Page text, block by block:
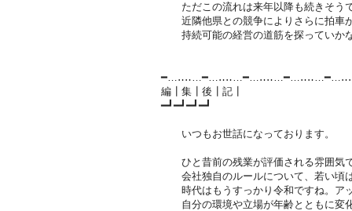
ただこの流れは来年以降も続きそう
近隣他県との競争によりさらに拍車
持続可能の経営の道筋を探ってい
編┃集┃後┃記┃
━┛━┛━┛━┛
いつもお世話になっております。
ひと昔前の残業が評価される雰囲気
会社独自のルールについて、若い頃
時代はもうすっかり令和ですね。ア
自分の環境や立場が年齢とともに変